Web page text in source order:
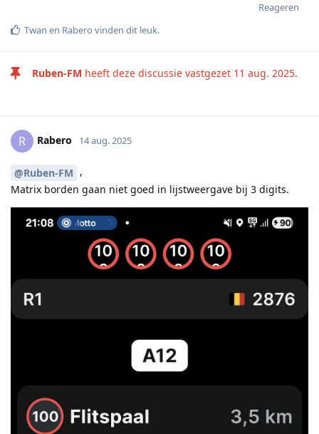
Reageren
Twan en Rabero vinden dit leuk.
Ruben-FM heeft deze discussie vastgezet 11 aug. 2025.
R Rabero 14 aug. 2025
@Ruben-FM ,
Matrix borden gaan niet goed in lijstweergave bij 3 digits.